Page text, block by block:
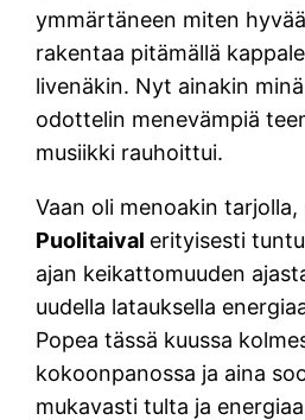
ymmärtäneen miten
rakentaa pitämällä
livenäkin. Nyt ainakin
odottelin menevämpiä
musiikki rauhoittui.
Vaan oli menoakin
Puolitaival erityisesti
ajan keikattomuuden
uudella latauksella
Popea tässä kuussa
kokoonpanossa ja aina
mukavasti tulta ja